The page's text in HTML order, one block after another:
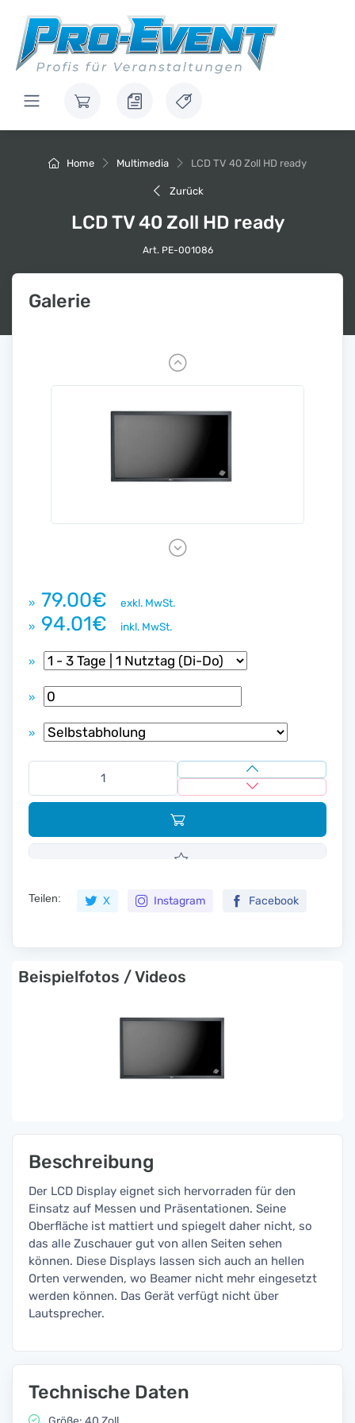
Home Multimedia LCD TV 40 Zoll HD ready
Zurück
LCD TV 40 Zoll HD ready
Art. PE-001086
Galerie
P
r
e
o
u
N
» 79.00€
exkl. MwSt.
» 94.01€ inkl. MwSt.
»
»
»
Teilen: X Instagram Facebook
Beispielfotos / Videos
Beschreibung
Der LCD Display eignet sich hervorraden für den
Einsatz auf Messen und Präsentationen. Seine
Oberfläche ist mattiert und spiegelt daher nicht, so
das alle Zuschauer gut von allen Seiten sehen
können. Diese Displays lassen sich auch an hellen
Orten verwenden, wo Beamer nicht mehr eingesetzt
werden können. Das Gerät verfügt nicht über
Lautsprecher.
Technische Daten